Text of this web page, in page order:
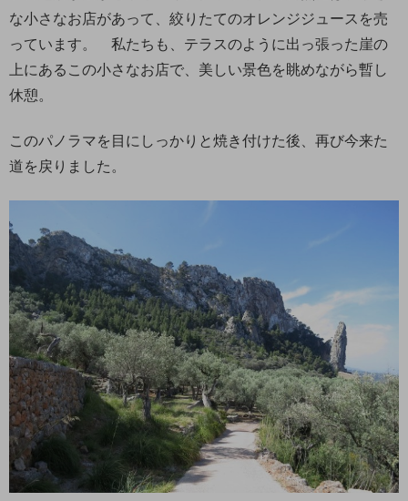
な小さなお店があって、絞りたてのオレンジジュースを売
っています。 私たちも、テラスのように出っ張った崖の
上にあるこの小さなお店で、美しい景色を眺めながら暫し
休憩。
このパノラマを目にしっかりと焼き付けた後、再び今来た
道を戻りました。